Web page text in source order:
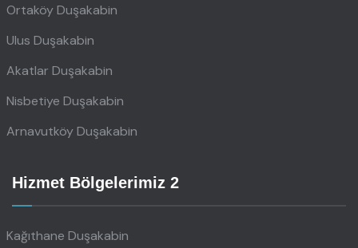
Ortaköy Duşakabin
Ulus Duşakabin
Akatlar Duşakabin
Nisbetiye Duşakabin
Arnavutköy Duşakabin
Hizmet Bölgelerimiz 2
Kağıthane Duşakabin